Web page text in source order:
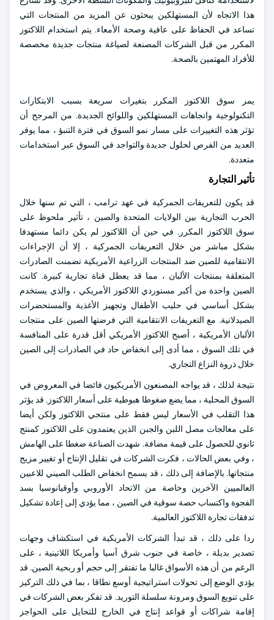
هذا الاتجاه لأن المستهلكين يبحثون عن المزيد من المنتجات التي
تساعد في الحفاظ على عافية وصحة الأمعاء. يتم استخدام اللاكتوز
المكرر من قبل الشركات المصنعة لصياغة منتجات جديدة مخصصة
للأفراد المهتمين بالصحة.
يمر سوق اللاكتوز المكرر بتغيرات سريعة بسبب الابتكارات
التكنولوجية واتجاهات المستهلكين واللوائح الجديدة. من المرجح أن
تؤثر هذه التغييرات على مسار نمو السوق في فترة التنبؤ ، مما يوفر
العديد من الفرص لحلول جديدة والتواجد في السوق عبر استخدامات
متعددة.
تأثير التجارة
قد يكون للتعريفات الجمركية في عهد ترامب ، التي تم سنها خلال
الحرب التجارية بين الولايات المتحدة والصين ، تأثير ملحوظ على
سوق اللاكتوز المكرر. في حين أن اللاكتوز لم يكن دائما مستهدفا
بشكل مباشر من خلال التعريفات الجمركية ، إلا أن الإجراءات
الانتقامية للصين ضد المنتجات الزراعية الأمريكية تضمنت الصادرات
المتعلقة بمنتجات الألبان ، مما قد يعطل قناة تجارية كبيرة. كانت
الصين واحدة من أكبر مستوردي اللاكتوز الأمريكي ، والذي يستخدم
بشكل أساسي في حليب الأطفال وتجهيز الأغذية والمستحضرات
الصيدلانية. مع التعريفات الانتقامية التي فرضتها الصين على منتجات
الألبان الأمريكية ، أصبح اللاكتوز الأمريكي أقل قدرة على المنافسة
في تلك السوق ، مما أدى إلى انخفاض حاد في الصادرات إلى الصين
خلال ذروة النزاع التجاري.
نتيجة لذلك ، قد يواجه المصنعون الأمريكيون فائضا في المعروض في
السوق المحلية ، مما يضع ضغوطا هبوطية على أسعار اللاكتوز. قد يؤثر
هذا التقلب في الأسعار ليس فقط على منتجي اللاكتوز ولكن أيضا
على معالجات مصل اللبن والجبن الذين يعتمدون على اللاكتوز كمنتج
ثانوي للحصول على قيمة مضافة. شهدت الصناعة ضغطا على الهامش
، وفي بعض الحالات ، فكرت الشركات في تقليل الإنتاج أو تغيير مزيج
منتجاتها. بالإضافة إلى ذلك ، قد يسمح انخفاض الطلب الصيني للاعبين
العالميين الآخرين وخاصة من الاتحاد الأوروبي وأوقيانوسيا بسد
الفجوة واكتساب حصة سوقية في الصين ، مما يؤدي إلى إعادة تشكيل
تدفقات تجارة اللاكتوز العالمية.
ردا على ذلك ، قد تبدأ الشركات الأمريكية في استكشاف وجهات
تصدير بديلة ، خاصة في جنوب شرق آسيا وأمريكا اللاتينية ، على
الرغم من أن هذه الأسواق غالبا ما تفتقر إلى حجم أو ربحية الصين. قد
يؤدي الوضع إلى تحولات استراتيجية أوسع نطاقا ، بما في ذلك التركيز
على تنويع السوق ومرونة سلسلة التوريد. قد تفكر بعض الشركات في
إقامة شراكات أو قواعد إنتاج في الخارج للتحايل على الحواجز